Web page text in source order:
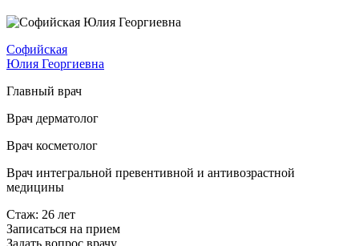
Софийская
Юлия Георгиевна
Главный врач
Врач дерматолог
Врач косметолог
Врач интегральной превентивной и антивозрастной
медицины
Стаж: 26 лет
Записаться на прием